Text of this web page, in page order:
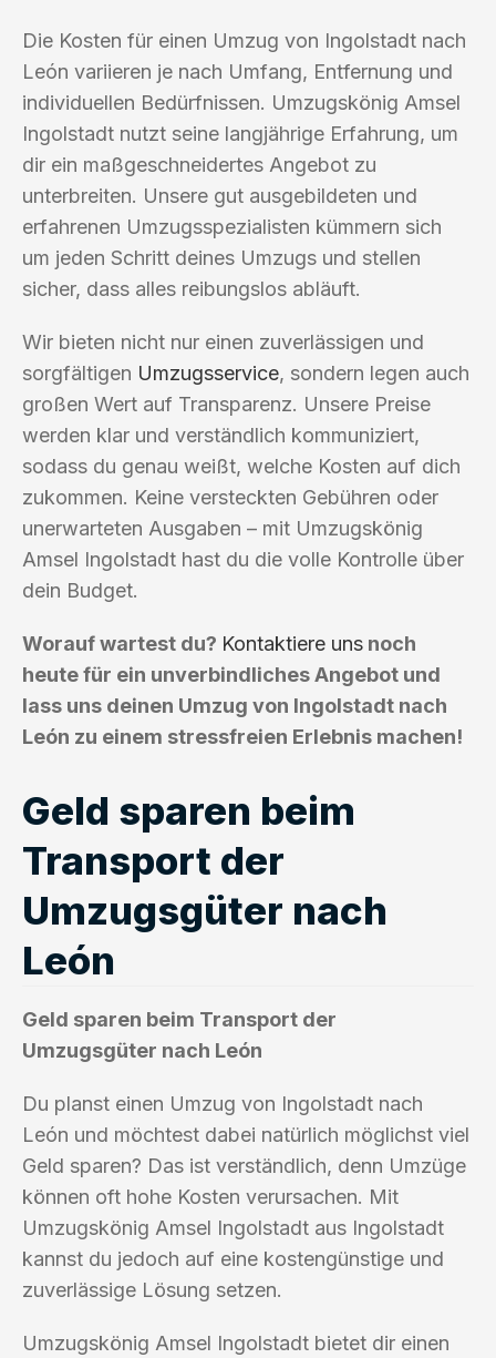
Die Kosten für einen Umzug von Ingolstadt nach
León variieren je nach Umfang, Entfernung und
individuellen Bedürfnissen. Umzugskönig Amsel
Ingolstadt nutzt seine langjährige Erfahrung, um
dir ein maßgeschneidertes Angebot zu
unterbreiten. Unsere gut ausgebildeten und
erfahrenen Umzugsspezialisten kümmern sich
um jeden Schritt deines Umzugs und stellen
sicher, dass alles reibungslos abläuft.
Wir bieten nicht nur einen zuverlässigen und
sorgfältigen Umzugsservice, sondern legen auch
großen Wert auf Transparenz. Unsere Preise
werden klar und verständlich kommuniziert,
sodass du genau weißt, welche Kosten auf dich
zukommen. Keine versteckten Gebühren oder
unerwarteten Ausgaben – mit Umzugskönig
Amsel Ingolstadt hast du die volle Kontrolle über
dein Budget.
Worauf wartest du? Kontaktiere uns noch
heute für ein unverbindliches Angebot und
lass uns deinen Umzug von Ingolstadt nach
León zu einem stressfreien Erlebnis machen!
Geld sparen beim
Transport der
Umzugsgüter nach
León
Geld sparen beim Transport der
Umzugsgüter nach León
Du planst einen Umzug von Ingolstadt nach
León und möchtest dabei natürlich möglichst viel
Geld sparen? Das ist verständlich, denn Umzüge
können oft hohe Kosten verursachen. Mit
Umzugskönig Amsel Ingolstadt aus Ingolstadt
kannst du jedoch auf eine kostengünstige und
zuverlässige Lösung setzen.
Umzugskönig Amsel Ingolstadt bietet dir einen